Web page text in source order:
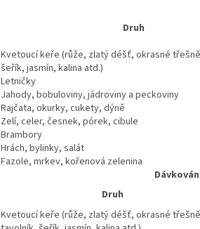
Druh
Kvetoucí keře (růže, zlatý déšť, okrasné
šeřík, jasmín, kalina atd.)
Letničky
Jahody, bobuloviny, jádroviny a peckoviny
Rajčata, okurky, cukety, dýně
Zelí, celer, česnek, pórek, cibule
Brambory
Hrách, bylinky, salát
Fazole, mrkev, kořenová zelenina
Druh
Kvetoucí keře (růže, zlatý déšť, okrasné